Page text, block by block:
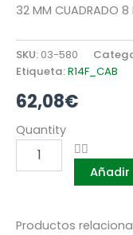
32 MM CUADRADO
SKU: 03-580
Etiqueta:R14F_CAB
62,08€
Quantity
CABEZAL
ENGRANAJES
MM
CUADRADO
MM
Productos